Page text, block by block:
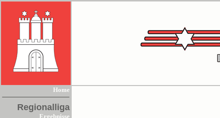
Home
Regionalliga
Ergebnisse